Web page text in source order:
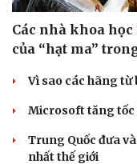
Các nhà khoa
của “hạt ma”
Vì sao các hãng
Microsoft tăng tốc
Trung Quốc đưa
nhất thế giới